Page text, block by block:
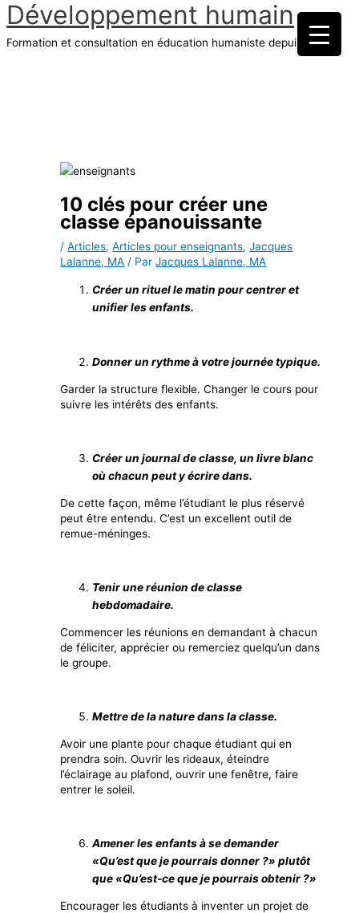
Aller
au
contenu
Développement humain
Formation et consultation en éducation humaniste depuis 1970
10 clés pour créer une
classe épanouissante
/Articles,Articles pour enseignants,Jacques
Lalanne, MA / ParJacques Lalanne, MA
Créer un rituel le matin pour centrer et
unifier les enfants.
Donner un rythme à votre journée typique.
Garder la structure flexible. Changer le cours pour
suivre les intérêts des enfants.
Créer un journal de classe, un livre blanc
où chacun peut y écrire dans.
De cette façon, même l’étudiant le plus réservé
peut être entendu. C’est un excellent outil de
remue-méninges.
Tenir une réunion de classe
hebdomadaire.
Commencer les réunions en demandant à chacun
de féliciter, apprécier ou remerciez quelqu’un dans
le groupe.
Mettre de la nature dans la classe.
Avoir une plante pour chaque étudiant qui en
prendra soin. Ouvrir les rideaux, éteindre
l’éclairage au plafond, ouvrir une fenêtre, faire
entrer le soleil.
Amener les enfants à se demander
«Qu’est que je pourrais donner ?» plutôt
que «Qu’est-ce que je pourrais obtenir ?»
Encourager les étudiants à inventer un projet de